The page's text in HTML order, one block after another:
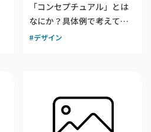
「コンセプチュアル」とは
なにか？具体例で考えてみ
るデザイン